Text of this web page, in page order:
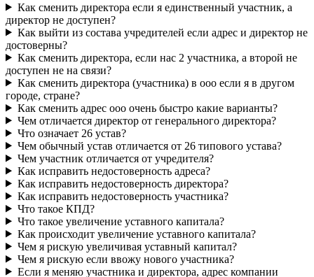
Как сменить директора если я единственный участник, а
директор не доступен?
Как выйти из состава учредителей если адрес и директор не
достоверны?
Как сменить директора, если нас 2 участника, а второй не
доступен не на связи?
Как сменить директора (участника) в ооо если я в другом
городе, стране?
Как сменить адрес ооо очень быстро какие варианты?
Чем отличается директор от генерального директора?
Что означает 26 устав?
Чем обычный устав отличается от 26 типового устава?
Чем участник отличается от учредителя?
Как исправить недостоверность адреса?
Как исправить недостоверность директора?
Как исправить недостоверность участника?
Что такое КПД?
Что такое увеличение уставного капитала?
Как происходит увеличение уставного капитала?
Чем я рискую увеличивая уставный капитал?
Чем я рискую если ввожу нового участника?
Если я меняю участника и директора, адрес компании